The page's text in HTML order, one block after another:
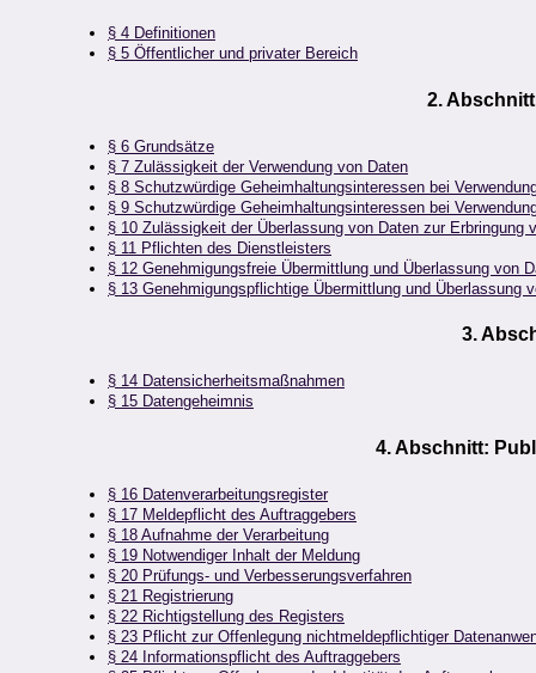
§ 4 Definitionen
§ 5 Öffentlicher und privater Bereich
2.
§ 6 Grundsätze
§ 7 Zulässigkeit der Verwendung von Daten
§ 8 Schutzwürdige Geheimhaltungsinteressen bei
§ 9 Schutzwürdige Geheimhaltungsinteressen bei
§ 10 Zulässigkeit der Überlassung von Daten zur Erbringung
§ 11 Pflichten des Dienstleisters
§ 12 Genehmigungsfreie Übermittlung und Überlassung von
§ 13 Genehmigungspflichtige Übermittlung und Überlassung
3.
§ 14 Datensicherheitsmaßnahmen
§ 15 Datengeheimnis
4. Abschnitt:
§ 16 Datenverarbeitungsregister
§ 17 Meldepflicht des Auftraggebers
§ 18 Aufnahme der Verarbeitung
§ 19 Notwendiger Inhalt der Meldung
§ 20 Prüfungs- und Verbesserungsverfahren
§ 21 Registrierung
§ 22 Richtigstellung des Registers
§ 23 Pflicht zur Offenlegung nichtmeldepflichtiger
§ 24 Informationspflicht des Auftraggebers